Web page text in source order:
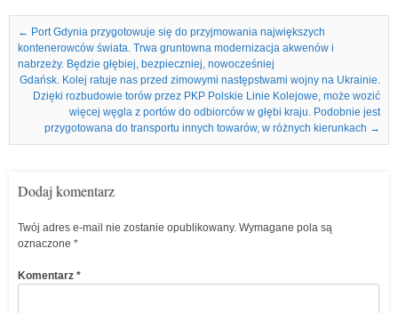
Nawigacja we wpisach
← Port Gdynia przygotowuje się do przyjmowania największych
kontenerowców świata. Trwa gruntowna modernizacja akwenów i
nabrzeży. Będzie głębiej, bezpieczniej, nowocześniej
Gdańsk. Kolej ratuje nas przed zimowymi następstwami wojny na Ukrainie.
Dzięki rozbudowie torów przez PKP Polskie Linie Kolejowe, może wozić
więcej węgla z portów do odbiorców w głębi kraju. Podobnie jest
przygotowana do transportu innych towarów, w różnych kierunkach →
Dodaj komentarz
Twój adres e-mail nie zostanie opublikowany. Wymagane pola są
oznaczone *
Komentarz *